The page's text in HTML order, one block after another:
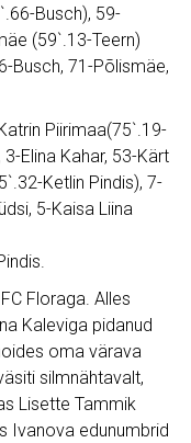
Busch), 59-
(59`.13-Teern)
Busch, 71-Põlismäe,
Piirimaa(75`.19-
Elina Kahar, 53-Kärt
Ketlin Pindis), 7-
5-Kaisa Liina
Floraga. Alles
Kaleviga pidanud
oma värava
silmnähtavalt,
Lisette Tammik
Ivanova edunumbrid